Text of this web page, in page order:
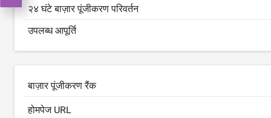
२४ घंटे बाज़ार पूंजीकरण परिवर्तन
उपलब्ध आपूर्ति
बाज़ार पूंजीकरण रैंक
होमपेज URL